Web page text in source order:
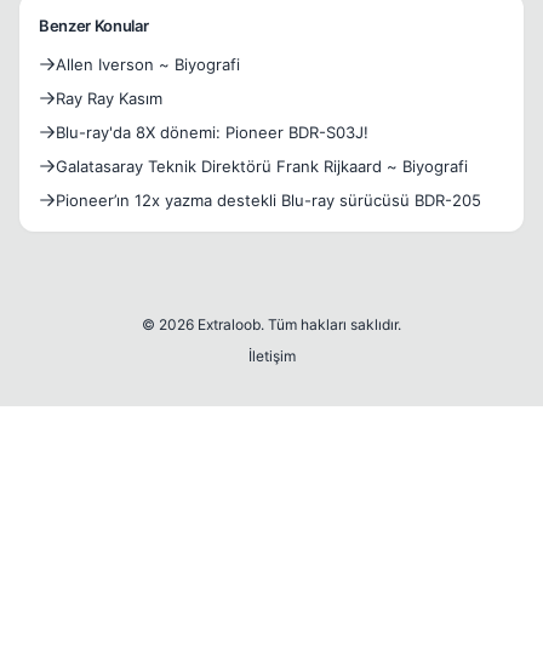
Benzer Konular
Allen Iverson ~ Biyografi
Ray Ray Kasım
Blu-ray'da 8X dönemi: Pioneer BDR-S03J!
Galatasaray Teknik Direktörü Frank Rijkaard ~ Biyografi
Pioneer’ın 12x yazma destekli Blu-ray sürücüsü BDR-205
© 2026 Extraloob. Tüm hakları saklıdır.
İletişim